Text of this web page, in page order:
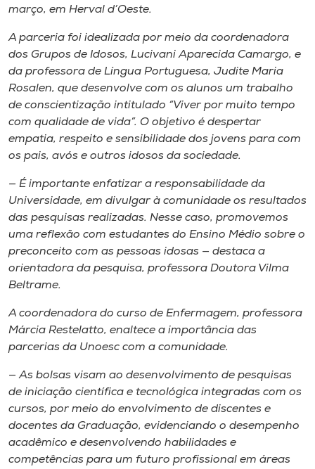
Store
Selecione
o idioma
março, em Herval d’Oeste.
A parceria foi idealizada por meio da coordenadora
dos Grupos de Idosos, Lucivani Aparecida Camargo, e
da professora de Língua Portuguesa, Judite Maria
Rosalen, que desenvolve com os alunos um trabalho
de conscientização intitulado “Viver por muito tempo
com qualidade de vida”. O objetivo é despertar
empatia, respeito e sensibilidade dos jovens para com
os pais, avós e outros idosos da sociedade.
— É importante enfatizar a responsabilidade da
Universidade, em divulgar à comunidade os resultados
das pesquisas realizadas. Nesse caso, promovemos
uma reflexão com estudantes do Ensino Médio sobre o
preconceito com as pessoas idosas — destaca a
orientadora da pesquisa, professora Doutora Vilma
Beltrame.
A coordenadora do curso de Enfermagem, professora
Márcia Restelatto, enaltece a importância das
parcerias da Unoesc com a comunidade.
— As bolsas visam ao desenvolvimento de pesquisas
de iniciação científica e tecnológica integradas com os
cursos, por meio do envolvimento de discentes e
docentes da Graduação, evidenciando o desempenho
acadêmico e desenvolvendo habilidades e
competências para um futuro profissional em áreas